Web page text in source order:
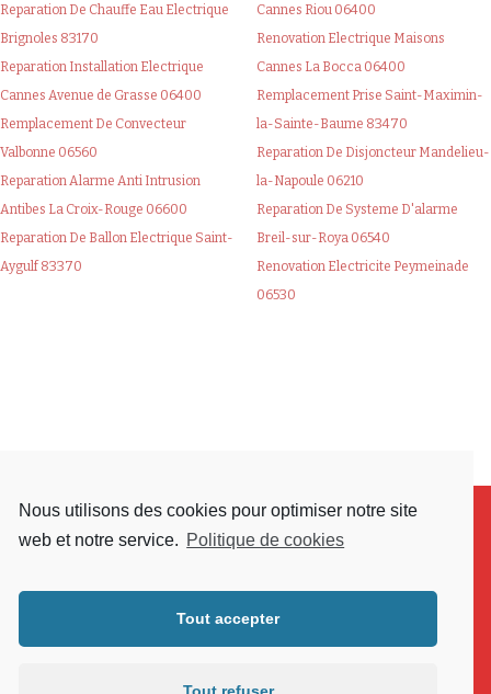
Nous utilisons des cookies pour optimiser notre site
web et notre service. Politique de cookies
Tout accepter
Reparation De Chauffe Eau Electrique
Brignoles 83170
Reparation Installation Electrique
Cannes Avenue de Grasse 06400
Remplacement De Convecteur
Valbonne 06560
Reparation Alarme Anti Intrusion
Antibes La Croix-Rouge 06600
Reparation De Ballon Electrique Saint-
Aygulf 83370
Cannes Riou 06400
Renovation Electrique Maisons
Cannes La Bocca 06400
Remplacement Prise Saint-Maximin-
la-Sainte-Baume 83470
Reparation De Disjoncteur Mandelieu-
la-Napoule 06210
Reparation De Systeme D'alarme
Breil-sur-Roya 06540
Renovation Electricite Peymeinade
06530